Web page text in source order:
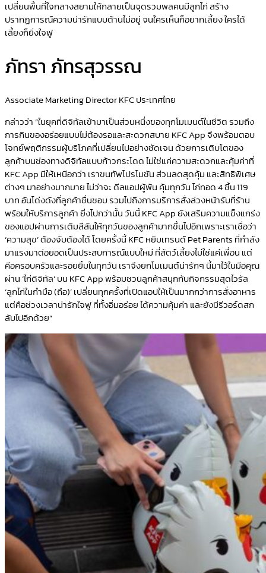
เปลี่ยนพื้นที่ใจกลางสยามให้กลายเป็นจุดรวมพลคนมีลูกไก่ สร้าง
ปรากฏการณ์ความน่ารักแบบต้านไม่อยู่ จนใครเห็นก็อยากเลี้ยง ใครได้
เลี้ยงก็ยิ่งใจฟู
ภัทรา ภัทรสุวรรณ
Associate Marketing Director KFC ประเทศไทย
กล่าวว่า “ในยุคที่ดิจิทัลเข้ามาเป็นส่วนหนึ่งของทุกโมเมนต์ในชีวิต รวมถึง
การกินของอร่อยแบบไม่ต้องรอและสะดวกสบาย KFC App จึงพร้อมตอบ
โจทย์พฤติกรรมผู้บริโภคที่เปลี่ยนไปอย่างชัดเจน ด้วยการเติบโตของ
ลูกค้าบนช่องทางดิจิทัลแบบก้าวกระโดด ไม่ใช่แค่ความสะดวกและคุ้มค่าที่
KFC App มีให้เหนือกว่า เราขนทัพโปรโมชัน ส่วนลดสุดคุ้ม และสิทธิพิเศษ
ต่างๆ มาอย่างมากมาย ไม่ว่าจะ ดีลแอปผู้พัน คุ้มทุกวัน ไก่ทอด 4 ชิ้น 119
บาท อันโด่งดังที่ลูกค้าชื่นชอบ รวมไปถึงการบริการสั่งล่วงหน้ารับที่ร้าน
พร้อมให้บริการลูกค้า ยิ่งไปกว่านั้น วันนี้ KFC App ยังเสริมความแข็งแกร่ง
ของแอปผ่านการเติมสีสันให้ทุกวันของลูกค้ามากขึ้นไปอีกเพราะเราเชื่อว่า
‘ความสุข’ ต้องจับต้องได้ โดยครั้งนี้ KFC หยิบเทรนด์ Pet Parents ที่กำลัง
มาแรงมาต่อยอดเป็นประสบการณ์แบบใหม่ ที่สัตว์เลี้ยงไม่ใช่แค่เพื่อน แต่
คือครอบครัวและรอยยิ้มในทุกวัน เราจึงยกโมเมนต์น่ารักๆ นี้มาไว้ในมือคุณ
ผ่าน ‘ไก่ดิจิทัล’ บน KFC App พร้อมชวนลูกค้าสนุกกับกิจกรรมสุดไวรัล
‘ลูกไก่ในกำมือ (ถือ)’ เปลี่ยนทุกครั้งที่เปิดแอปให้เป็นมากกว่าการสั่งอาหาร
แต่คือช่วงเวลาน่ารักใจฟู ที่ทั้งอิ่มอร่อย ได้ความคุ้มค่า และยังมีรีวอร์ดสก
ลับไปอีกด้วย”